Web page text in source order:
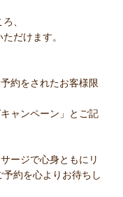
、
だけます。
約をされたお客様限
ャンペーン」とご記
ージで心身ともにリ
約を心よりお待ちし